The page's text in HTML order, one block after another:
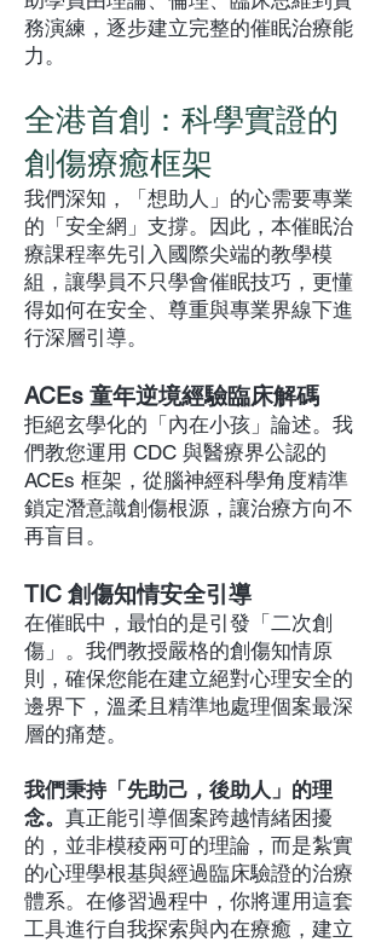
務演練，逐步建立完整的催眠治療能
力。
全港首創：科學實證的
創傷療癒框架
我們深知，「想助人」的心需要專業
的「安全網」支撐。因此，本催眠治
療課程率先引入國際尖端的教學模
組，讓學員不只學會催眠技巧，更懂
得如何在安全、尊重與專業界線下進
行深層引導。
ACEs 童年逆境經驗臨床解碼
拒絕玄學化的「內在小孩」論述。我
們教您運用 CDC 與醫療界公認的
ACEs 框架，從腦神經科學角度精準
鎖定潛意識創傷根源，讓治療方向不
再盲目。
TIC 創傷知情安全引導
在催眠中，最怕的是引發「二次創
傷」。我們教授嚴格的創傷知情原
則，確保您能在建立絕對心理安全的
邊界下，溫柔且精準地處理個案最深
層的痛楚。
我們秉持「先助己，後助人」的理
念。 真正能引導個案跨越情緒困擾
的，並非模稜兩可的理論，而是紮實
的心理學根基與經過臨床驗證的治療
體系。在修習過程中，你將運用這套
工具進行自我探索與內在療癒，建立